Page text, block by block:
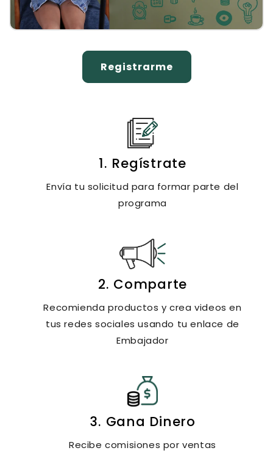
Registrarme
1. Regístrate
Envía tu solicitud para formar parte del
programa
2. Comparte
Recomienda productos y crea videos en
tus redes sociales usando tu enlace de
Embajador
3. Gana Dinero
Recibe comisiones por ventas